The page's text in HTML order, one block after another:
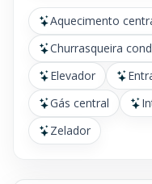
Aquecimento
Churrasqueira
Elevador
Gás central
Zelador